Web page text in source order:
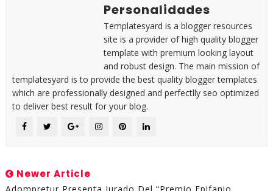
Personalidades
Templatesyard is a blogger resources
site is a provider of high quality blogger
template with premium looking layout
and robust design. The main mission of
templatesyard is to provide the best quality blogger templates
which are professionally designed and perfectlly seo optimized
to deliver best result for your blog.
Newer Article
Adompretur Presenta Jurado Del “Premio Epifanio